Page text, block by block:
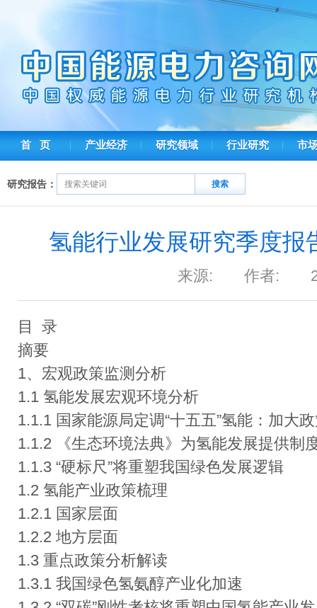
首 页 产业经济 研究领域 行业研究 市
研究报告：
氢能行业发展研究季度报
来源: 作者:
目 录
摘要
1、宏观政策监测分析
1.1 氢能发展宏观环境分析
1.1.1 国家能源局定调“十五五”氢能：加大
1.1.2 《生态环境法典》为氢能发展提供制
1.1.3 “硬标尺”将重塑我国绿色发展逻辑
1.2 氢能产业政策梳理
1.2.1 国家层面
1.2.2 地方层面
1.3 重点政策分析解读
1.3.1 我国绿色氢氨醇产业化加速